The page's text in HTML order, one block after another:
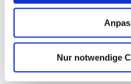
Nur notwendige